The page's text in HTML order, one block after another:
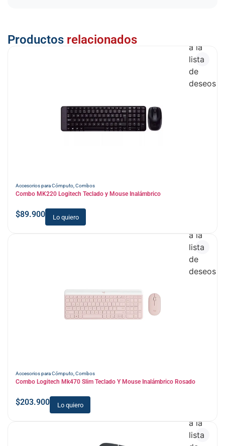
Productos relacionados
Accesorios para Cómputo Combos
Combo MK220 Logitech Teclado y Mouse Inalámbrico
$89.900 Lo quiero
a la
lista
de
deseos
Accesorios para Cómputo Combos
Combo Logitech Mk470 Slim Teclado Y Mouse Inalámbrico Rosado
$203.900 Lo quiero
a la
lista
de
deseos
a la
lista